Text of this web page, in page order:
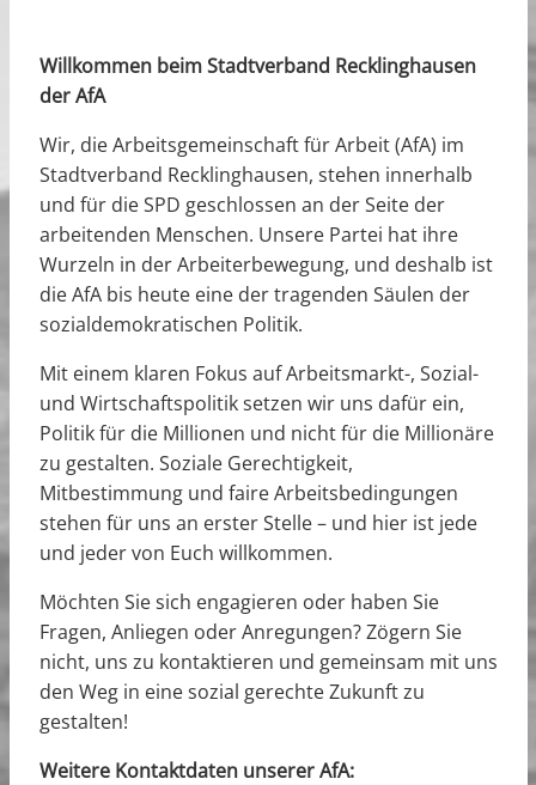
Willkommen beim Stadtverband Recklinghausen
der AfA
Wir, die Arbeitsgemeinschaft für Arbeit (AfA) im
Stadtverband Recklinghausen, stehen innerhalb
und für die SPD geschlossen an der Seite der
arbeitenden Menschen. Unsere Partei hat ihre
Wurzeln in der Arbeiterbewegung, und deshalb ist
die AfA bis heute eine der tragenden Säulen der
sozialdemokratischen Politik.
Mit einem klaren Fokus auf Arbeitsmarkt-, Sozial-
und Wirtschaftspolitik setzen wir uns dafür ein,
Politik für die Millionen und nicht für die Millionäre
zu gestalten. Soziale Gerechtigkeit,
Mitbestimmung und faire Arbeitsbedingungen
stehen für uns an erster Stelle – und hier ist jede
und jeder von Euch willkommen.
Möchten Sie sich engagieren oder haben Sie
Fragen, Anliegen oder Anregungen? Zögern Sie
nicht, uns zu kontaktieren und gemeinsam mit uns
den Weg in eine sozial gerechte Zukunft zu
gestalten!
Weitere Kontaktdaten unserer AfA: